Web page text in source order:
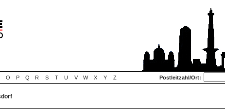
O P Q R S T U V W X Y Z Postleitzahl/Ort: